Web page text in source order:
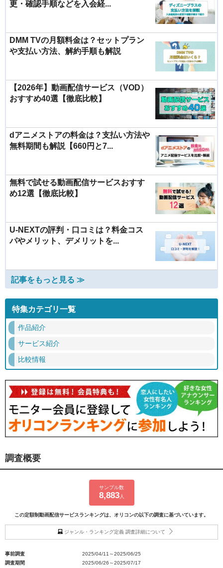
更・確認手順などを入会経...
DMM TVの月額料金は？セットプラン
や支払い方法、解約手順も解説
【2026年】動画配信サービス（VOD）
おすすめ40選【徹底比較】
dアニメストアの料金は？支払い方法や
無料期間も解説【660円と7...
無料で試せる動画配信サービスおすす
め12選【徹底比較】
U-NEXTの評判・口コミは？料金コス
パやメリット、デメリットを...
記事をもっと見る ≫
特集カテゴリ一覧
作品紹介
サービス紹介
比較情報
調査概要
サンプル数
8,883人
この定額制動画配信サービスランキングは、オリコンの以下の調査に基づいています。
ジャンル・ランキング定義 調査詳細について
事前調査
2025/04/11～2025/06/25
調査期間
2025/06/26～2025/07/17